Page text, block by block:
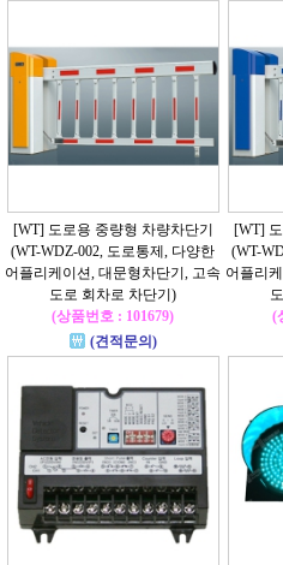
[WT] 도로용 중량형 차량차단기
(WT-WDZ-002, 도로통제, 다양한
어플리케이션, 대문형차단기, 고속
도로 회차로 차단기)
(상품번호 : 101679)
(견적문의)
[WT]
(WT-
어플리
(